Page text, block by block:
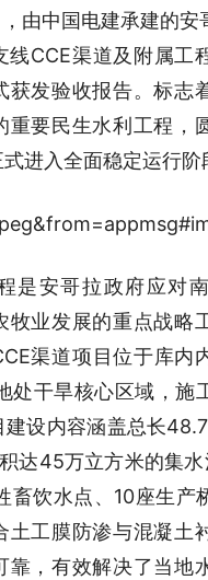
由中国电建承建的安
线CCE渠道及附属工
获发验收报告。标志
重要民生水利工程，
进入全面稳定运行阶
是安哥拉政府应对
牧业发展的重点战略
渠道项目位于库内
处干旱核心区域，施
建设内容涵盖总长
达45万立方米的集
畜饮水点、10座生产
土工膜防渗与混凝土
靠，有效解决了当地